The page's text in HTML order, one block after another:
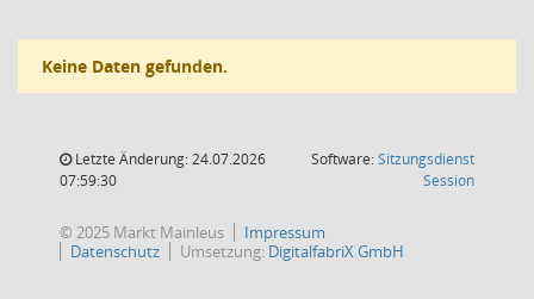
Keine Daten gefunden.
Letzte Änderung: 24.07.2026
07:59:30
Software:Sitzungsdienst
Session(Wird in
© 2025 Markt Mainleus
Impressum
Datenschutz
Umsetzung: DigitalfabriX GmbH